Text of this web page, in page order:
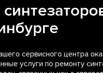
сервисного центра
услуги по ремонту